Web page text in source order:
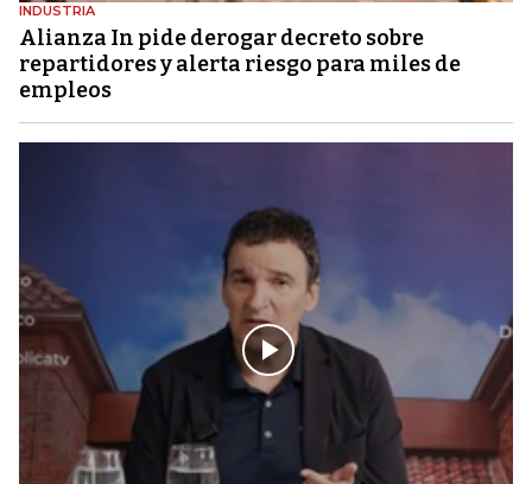
INDUSTRIA
Alianza In pide derogar decreto sobre
repartidores y alerta riesgo para miles de
empleos